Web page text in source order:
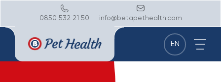
0850 532 21 50 info@betapethealth.com
EN